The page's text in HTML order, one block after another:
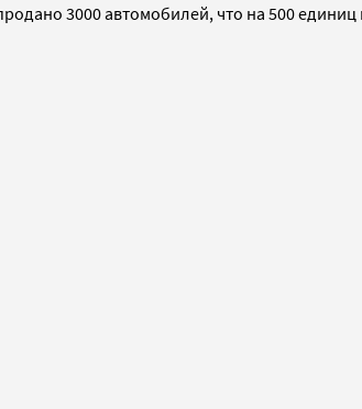
3000 автомобилей, что на 500